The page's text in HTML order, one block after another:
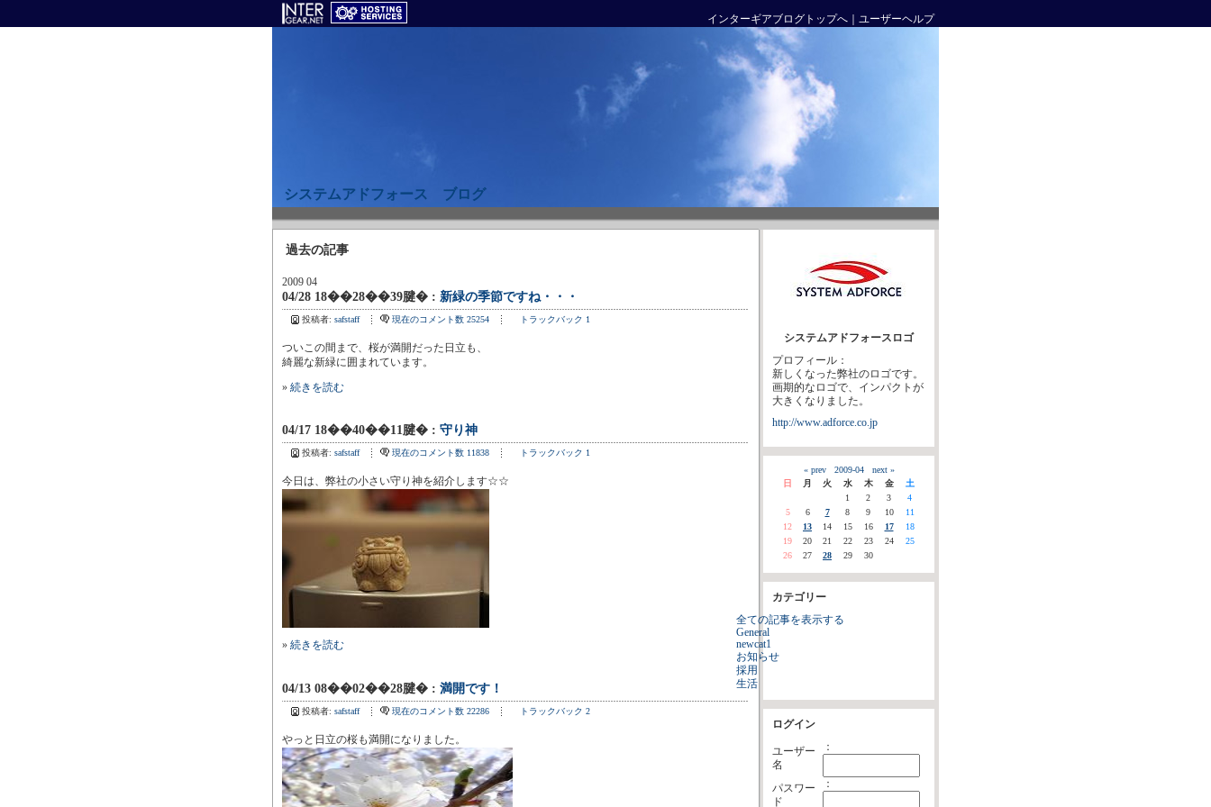
インターギアブログトップへ ユーザーヘルプ
システムアドフォース ブログ
過去の記事
2009 04
04/28 18��28��39腱� : 新緑の季節ですね・・・
投稿者: safstaff 現在のコメント数 25254 トラックバック 1
ついこの間まで、桜が満開だった日立も、
綺麗な新緑に囲まれています。
» 続きを読む
04/17 18��40��11腱� : 守り神
投稿者: safstaff 現在のコメント数 11838 トラックバック 1
今日は、弊社の小さい守り神を紹介します☆☆
» 続きを読む
04/13 08��02��28腱� : 満開です！
投稿者: safstaff 現在のコメント数 22286 トラックバック 2
やっと日立の桜も満開になりました。
システムアドフォースロゴ
プロフィール：
新しくなった弊社のロゴです。
画期的なロゴで、インパクトが
大きくなりました。
http://www.adforce.co.jp
« prev 2009-04
next »
日
月 火 水 木 金
土
1
2 3
4
5
6 7 8 9 10
11
12
13 14 15 16 17
18
19
20 21 22 23 24
25
26
27 28 29 30
カテゴリー
全ての記事を表示する
General
newcat1
お知らせ
採用
生活
ログイン
ユーザー
名
：
パスワー
ド
：